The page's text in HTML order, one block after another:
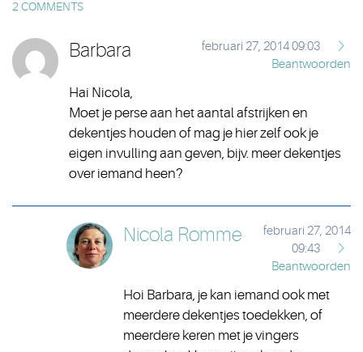
2 COMMENTS
Barbara
februari 27, 2014 09:03
Beantwoorden
Hai Nicola,
Moet je perse aan het aantal afstrijken en
dekentjes houden of mag je hier zelf ook je
eigen invulling aan geven, bijv. meer dekentjes
over iemand heen?
Nicola Romme
februari 27, 2014
09:43
Beantwoorden
Hoi Barbara, je kan iemand ook met
meerdere dekentjes toedekken, of
meerdere keren met je vingers